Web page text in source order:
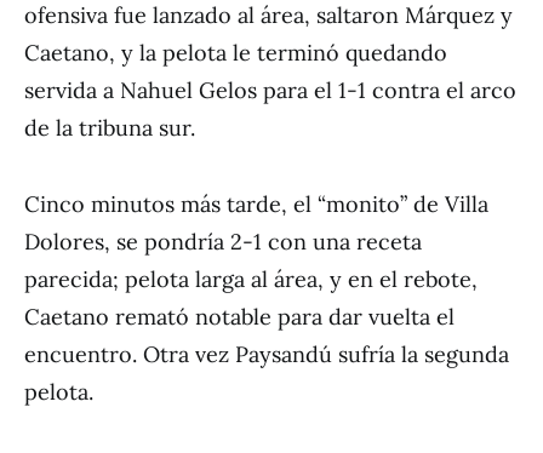
ofensiva fue lanzado al área, saltaron Márquez y
Caetano, y la pelota le terminó quedando
servida a Nahuel Gelos para el 1-1 contra el arco
de la tribuna sur.
Cinco minutos más tarde, el “monito” de Villa
Dolores, se pondría 2-1 con una receta
parecida; pelota larga al área, y en el rebote,
Caetano remató notable para dar vuelta el
encuentro. Otra vez Paysandú sufría la segunda
pelota.